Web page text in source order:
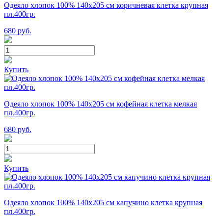
Одеяло хлопок 100% 140х205 см коричневая клетка крупная
пл.400гр.
680 руб.
Купить
Одеяло хлопок 100% 140х205 см кофейная клетка мелкая
пл.400гр.
680 руб.
Купить
Одеяло хлопок 100% 140х205 см капучино клетка крупная
пл.400гр.